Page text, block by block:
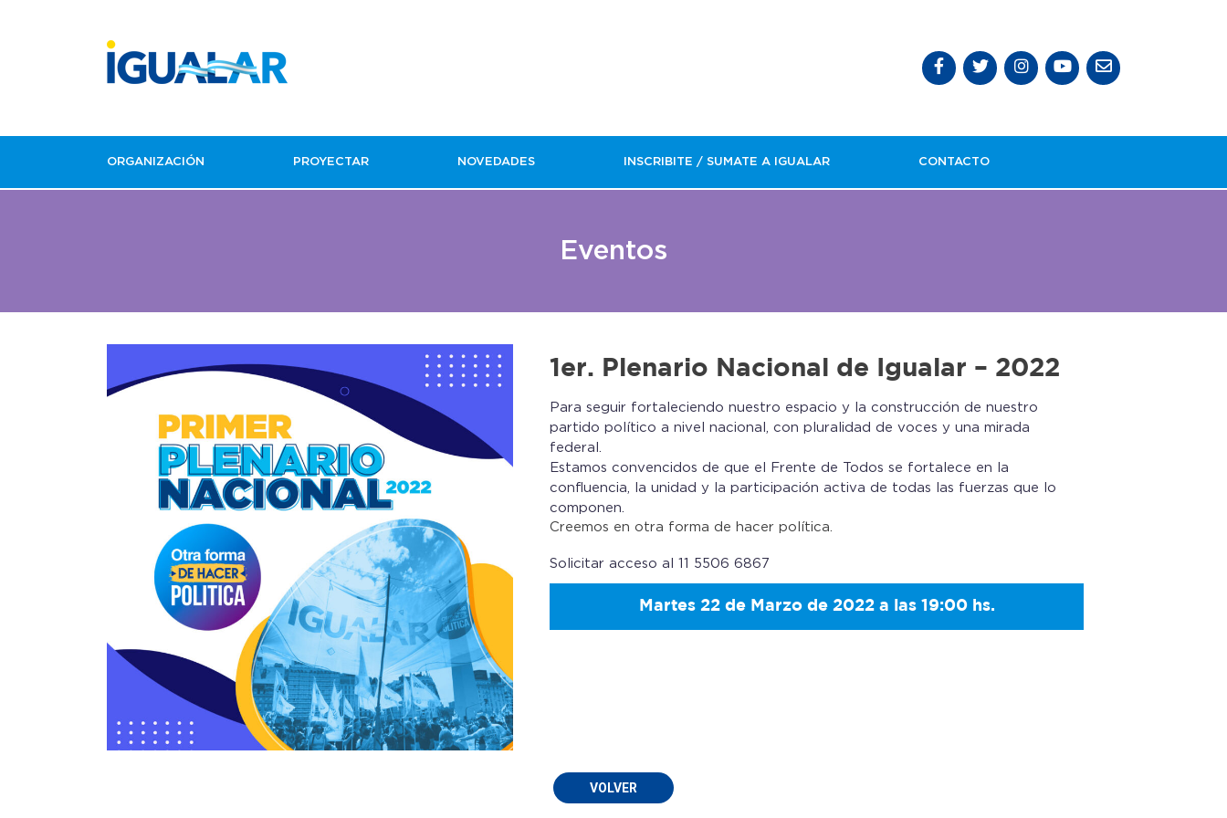
ORGANIZACIÓN PROYECTAR NOVEDADES INSCRIBITE / SUMATE A IGUALAR CONTACTO
Eventos
1er. Plenario Nacional de Igualar – 2022
Para seguir fortaleciendo nuestro espacio y la construcción de nuestro
partido político a nivel nacional, con pluralidad de voces y una mirada
federal.
Estamos convencidos de que el Frente de Todos se fortalece en la
confluencia, la unidad y la participación activa de todas las fuerzas que lo
componen.
Creemos en otra forma de hacer política.
Solicitar acceso al 11 5506 6867
Martes 22 de Marzo de 2022 a las 19:00 hs.
VOLVER